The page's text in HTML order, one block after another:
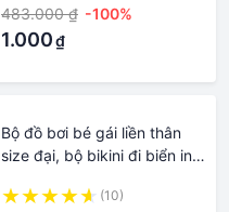
Lưng hot
483.000 ₫ -100%
1.000₫
Bộ đồ bơi bé gái liền thân
size đại, bộ bikini đi biển in
tốt, nhanh khô, chống nắng
(10)